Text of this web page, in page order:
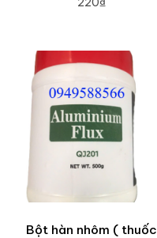
Bột hàn nhôm ( thuốc